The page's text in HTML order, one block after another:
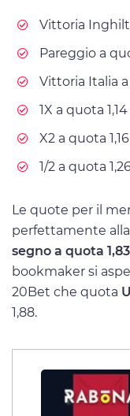
Vittoria
Pareggio a
Vittoria Italia
1X a quota 1,14
X2 a quota 1,16
1/2 a quota
Le quote per il
perfettamente
segno a quota 1,83
bookmaker si
20Bet che quota
1,88.